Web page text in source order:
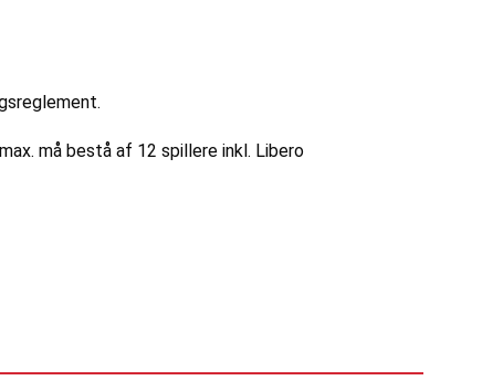
må bestå af 12 spillere inkl. Libero